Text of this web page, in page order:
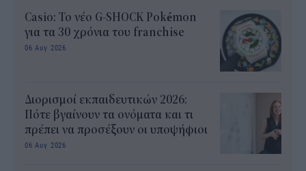
Casio: Το νέο G-SHOCK Pokémon
για τα 30 χρόνια του franchise
06 Αυγ 2026
Διορισμοί εκπαιδευτικών 2026:
Πότε βγαίνουν τα ονόματα και τι
πρέπει να προσέξουν οι υποψήφιοι
06 Αυγ 2026